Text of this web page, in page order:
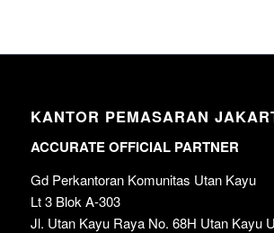
KANTOR PEMASARAN
ACCURATE OFFICIAL PARTNER
Gd Perkantoran Komunitas Utan Kayu
Lt 3 Blok A-303
Jl. Utan Kayu Raya No. 68H Utan Kayu